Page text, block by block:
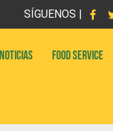
SÍGUENOS |
NOTICIAS FOOD SERVICE